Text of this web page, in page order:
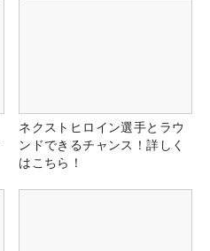
ネクストヒロイン選手とラウ
ンドできるチャンス！詳しく
はこちら！